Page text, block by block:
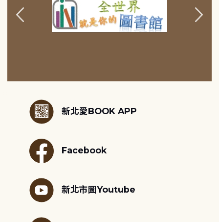
新北愛BOOK APP
Facebook
新北市圖Youtube